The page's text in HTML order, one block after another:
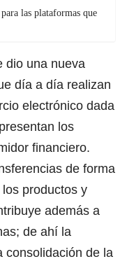
las plataformas que
dio una nueva
día a día realizan
electrónico dada
los
financiero.
de forma
productos y
además a
de ahí la
consolidación de la